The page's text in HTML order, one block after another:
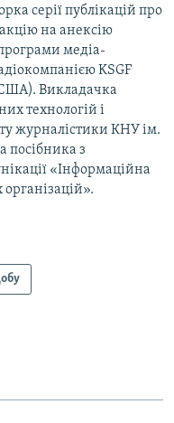
серії публікацій про
на анексію
медіа-
KSGF
США). Викладачка
технологій і
журналістики КНУ ім.
посібника з
«Інформаційна